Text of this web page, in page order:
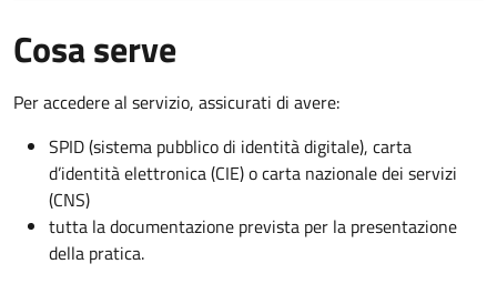
Cosa serve
Per accedere al servizio, assicurati di avere:
SPID (sistema pubblico di identità digitale), carta
d’identità elettronica (CIE) o carta nazionale dei servizi
(CNS)
tutta la documentazione prevista per la presentazione
della pratica.